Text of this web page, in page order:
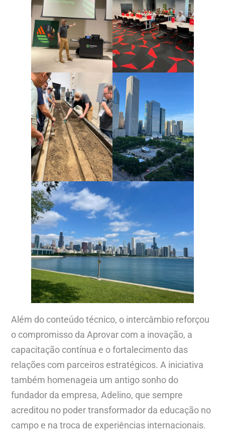
Além do conteúdo técnico, o intercâmbio reforçou
o compromisso da Aprovar com a inovação, a
capacitação contínua e o fortalecimento das
relações com parceiros estratégicos. A iniciativa
também homenageia um antigo sonho do
fundador da empresa, Adelino, que sempre
acreditou no poder transformador da educação no
campo e na troca de experiências internacionais.